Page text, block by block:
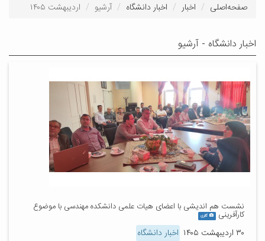
صفحه‌اصلی اخبار اخبار دانشگاه آرشیو اردیبهشت ۱۴۰۵
اخبار دانشگاه - آرشیو
نشست هم اندیشی با اعضای هیات علمی دانشکده مهندسی با موضوع
کارآفرینی گالری
۳۰ اردیبهشت ۱۴۰۵ اخبار دانشگاه